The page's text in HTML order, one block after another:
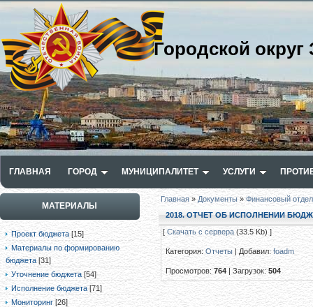
Городской
ГЛАВНАЯ ГОРОД МУНИЦИПАЛИТЕТ УСЛУГИ
МАТЕРИАЛЫ
Проект бюджета [15]
Материалы по формированию
бюджета [31]
Уточнение бюджета [54]
Исполнение бюджета [71]
Мониторинг [26]
Главная» Документы »Финансовый отдел
2018. ОТЧЕТ ОБ ИСПОЛНЕНИИ
[Скачать с сервера (33.5 Kb) ]
Категория:Отчеты| Добавил:foadm
Просмотров:764 |Загрузок:504